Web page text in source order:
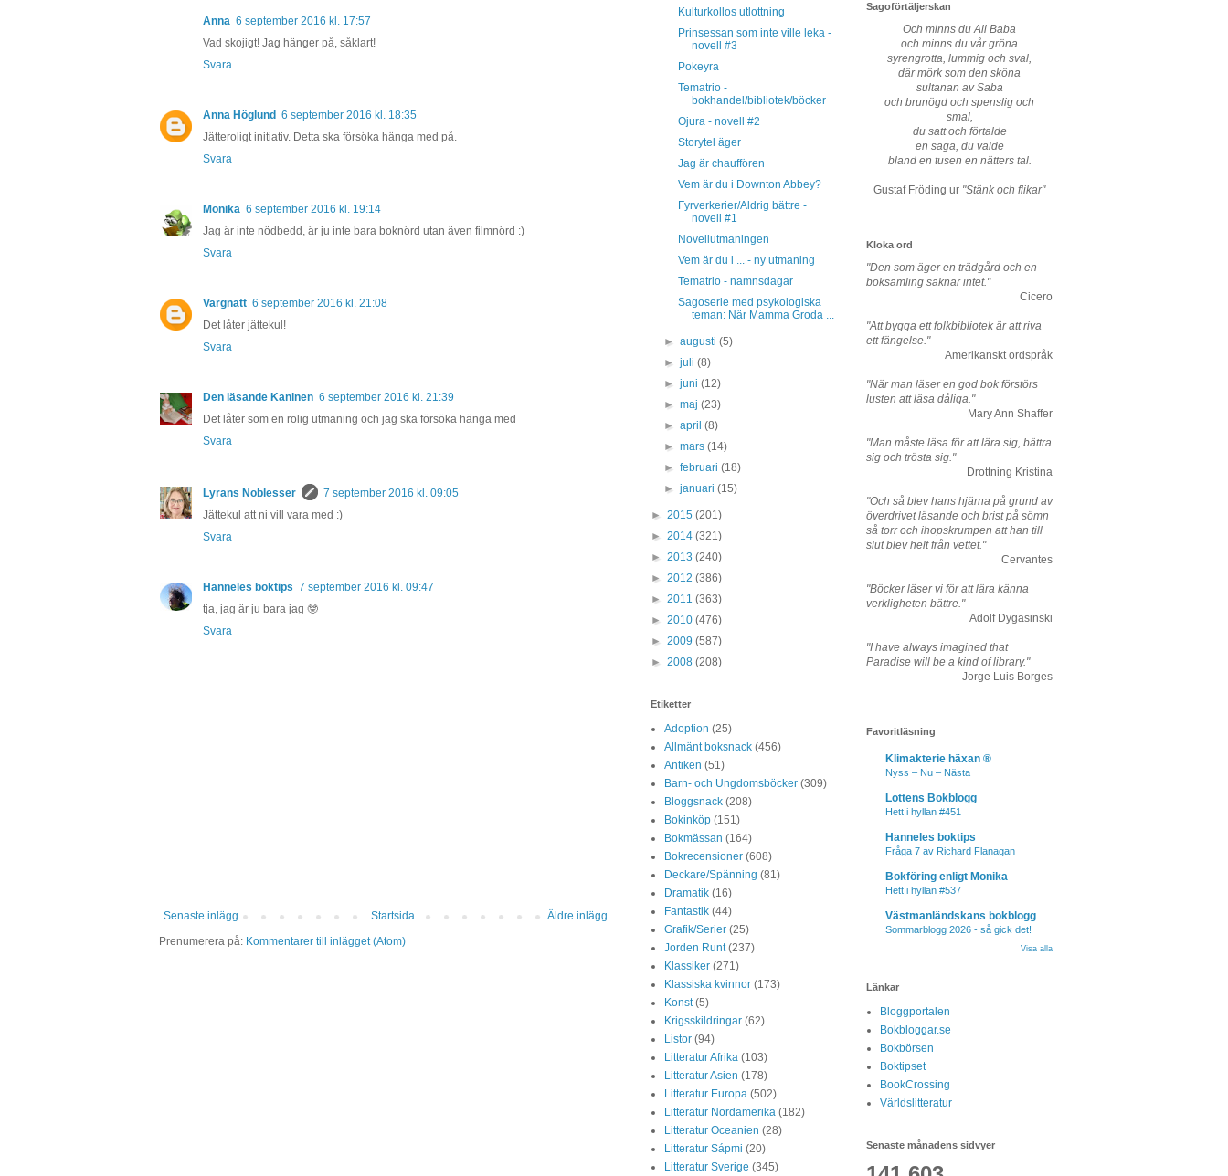
Anna 6 september 2016 kl. 17:57
Vad skojigt! Jag hänger på, såklart!
Svara
Anna Höglund 6 september 2016 kl. 18:35
Jätteroligt initiativ. Detta ska försöka hänga med på.
Svara
Monika 6 september 2016 kl. 19:14
Jag är inte nödbedd, är ju inte bara boknörd utan även filmnörd :)
Svara
Vargnatt 6 september 2016 kl. 21:08
Det låter jättekul!
Svara
Den läsande Kaninen 6 september 2016 kl. 21:39
Det låter som en rolig utmaning och jag ska försöka hänga med
Svara
Lyrans Noblesser
7 september 2016 kl. 09:05
Jättekul att ni vill vara med :)
Svara
Hanneles boktips 7 september 2016 kl. 09:47
tja, jag är ju bara jag 🤓
Svara
Senaste inlägg Äldre inlägg
Startsida
Prenumerera på: Kommentarer till inlägget (Atom)
Kulturkollos utlottning
Prinsessan som inte ville leka -
novell #3
Pokeyra
Tematrio -
bokhandel/bibliotek/böcker
Ojura - novell #2
Storytel äger
Jag är chauffören
Vem är du i Downton Abbey?
Fyrverkerier/Aldrig bättre -
novell #1
Novellutmaningen
Vem är du i ... - ny utmaning
Tematrio - namnsdagar
Sagoserie med psykologiska
teman: När Mamma Groda ...
►augusti(5)
►juli(8)
►juni(12)
►maj(23)
►april(8)
►mars(14)
►februari(18)
►januari(15)
► 2015 (201)
► 2014 (321)
► 2013 (240)
► 2012 (386)
► 2011 (363)
► 2010 (476)
► 2009 (587)
► 2008 (208)
Etiketter
Adoption (25)
Allmänt boksnack (456)
Antiken (51)
Barn- och Ungdomsböcker (309)
Bloggsnack (208)
Bokinköp (151)
Bokmässan (164)
Bokrecensioner (608)
Deckare/Spänning (81)
Dramatik (16)
Fantastik (44)
Grafik/Serier (25)
Jorden Runt (237)
Klassiker (271)
Klassiska kvinnor (173)
Konst (5)
Krigsskildringar (62)
Listor (94)
Litteratur Afrika (103)
Litteratur Asien (178)
Litteratur Europa (502)
Litteratur Nordamerika (182)
Litteratur Oceanien (28)
Litteratur Sápmi (20)
Litteratur Sverige (345)
Sagoförtäljerskan
Och minns du Ali Baba
och minns du vår gröna
syrengrotta, lummig och sval,
där mörk som den sköna
sultanan av Saba
och brunögd och spenslig och
smal,
du satt och förtalde
en saga, du valde
bland en tusen en nätters tal.
Gustaf Fröding ur "Stänk och flikar"
Kloka ord
"Den som äger en trädgård och en
boksamling saknar intet."
Cicero
"Att bygga ett folkbibliotek är att riva
ett fängelse."
Amerikanskt ordspråk
"När man läser en god bok förstörs
lusten att läsa dåliga."
Mary Ann Shaffer
"Man måste läsa för att lära sig, bättra
sig och trösta sig."
Drottning Kristina
"Och så blev hans hjärna på grund av
överdrivet läsande och brist på sömn
så torr och ihopskrumpen att han till
slut blev helt från vettet."
Cervantes
"Böcker läser vi för att lära känna
verkligheten bättre."
Adolf Dygasinski
"I have always imagined that
Paradise will be a kind of library."
Jorge Luis Borges
Favoritläsning
Klimakterie häxan ®
Nyss – Nu – Nästa
Lottens Bokblogg
Hett i hyllan #451
Hanneles boktips
Fråga 7 av Richard Flanagan
Bokföring enligt Monika
Hett i hyllan #537
Västmanländskans bokblogg
Sommarblogg 2026 - så gick det!
Visa alla
Länkar
Bloggportalen
Bokbloggar.se
Bokbörsen
Boktipset
BookCrossing
Världslitteratur
Senaste månadens sidvyer